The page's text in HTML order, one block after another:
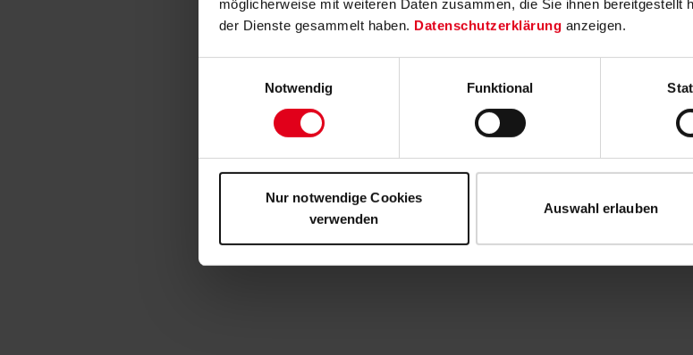
möglicherweise mit weiteren Daten zusammen, die Sie ihnen bereitgestellt
der Dienste gesammelt haben. Datenschutzerklärung anzeigen.
Notwendig
Funktional
Nur notwendige Cookies
verwenden
Auswahl erlauben